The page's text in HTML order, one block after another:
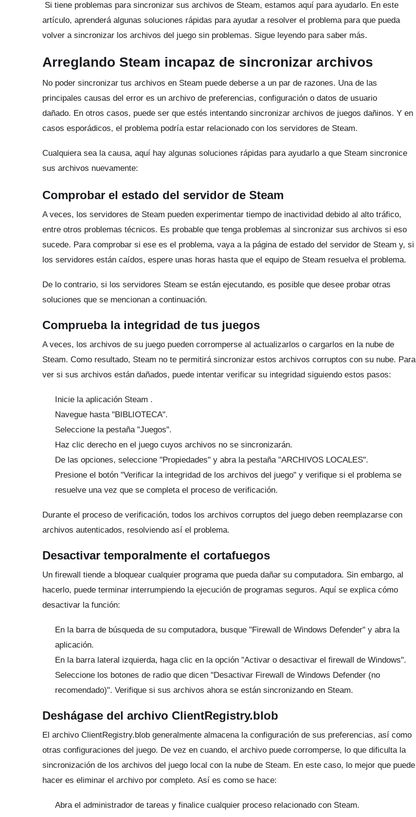
Si tiene problemas para sincronizar sus archivos de Steam, estamos aquí para ayudarlo. En este
artículo, aprenderá algunas soluciones rápidas para ayudar a resolver el problema para que pueda
volver a sincronizar los archivos del juego sin problemas. Sigue leyendo para saber más.
Arreglando Steam incapaz de sincronizar archivos
No poder sincronizar tus archivos en Steam puede deberse a un par de razones. Una de las
principales causas del error es un archivo de preferencias, configuración o datos de usuario
dañado. En otros casos, puede ser que estés intentando sincronizar archivos de juegos dañinos. Y en
casos esporádicos, el problema podría estar relacionado con los servidores de Steam.
Cualquiera sea la causa, aquí hay algunas soluciones rápidas para ayudarlo a que Steam sincronice
sus archivos nuevamente:
Comprobar el estado del servidor de Steam
A veces, los servidores de Steam pueden experimentar tiempo de inactividad debido al alto tráfico,
entre otros problemas técnicos. Es probable que tenga problemas al sincronizar sus archivos si eso
sucede. Para comprobar si ese es el problema, vaya a la página de estado del servidor de Steam y, si
los servidores están caídos, espere unas horas hasta que el equipo de Steam resuelva el problema.
De lo contrario, si los servidores Steam se están ejecutando, es posible que desee probar otras
soluciones que se mencionan a continuación.
Comprueba la integridad de tus juegos
A veces, los archivos de su juego pueden corromperse al actualizarlos o cargarlos en la nube de
Steam. Como resultado, Steam no te permitirá sincronizar estos archivos corruptos con su nube. Para
ver si sus archivos están dañados, puede intentar verificar su integridad siguiendo estos pasos:
Inicie la aplicación Steam .
Navegue hasta "BIBLIOTECA".
Seleccione la pestaña "Juegos".
Haz clic derecho en el juego cuyos archivos no se sincronizarán.
De las opciones, seleccione "Propiedades" y abra la pestaña "ARCHIVOS LOCALES".
Presione el botón "Verificar la integridad de los archivos del juego" y verifique si el problema se
resuelve una vez que se completa el proceso de verificación.
Durante el proceso de verificación, todos los archivos corruptos del juego deben reemplazarse con
archivos autenticados, resolviendo así el problema.
Desactivar temporalmente el cortafuegos
Un firewall tiende a bloquear cualquier programa que pueda dañar su computadora. Sin embargo, al
hacerlo, puede terminar interrumpiendo la ejecución de programas seguros. Aquí se explica cómo
desactivar la función:
En la barra de búsqueda de su computadora, busque "Firewall de Windows Defender" y abra la
aplicación.
En la barra lateral izquierda, haga clic en la opción "Activar o desactivar el firewall de Windows".
Seleccione los botones de radio que dicen "Desactivar Firewall de Windows Defender (no
recomendado)". Verifique si sus archivos ahora se están sincronizando en Steam.
Deshágase del archivo ClientRegistry.blob
El archivo ClientRegistry.blob generalmente almacena la configuración de sus preferencias, así como
otras configuraciones del juego. De vez en cuando, el archivo puede corromperse, lo que dificulta la
sincronización de los archivos del juego local con la nube de Steam. En este caso, lo mejor que puede
hacer es eliminar el archivo por completo. Así es como se hace:
Abra el administrador de tareas y finalice cualquier proceso relacionado con Steam.